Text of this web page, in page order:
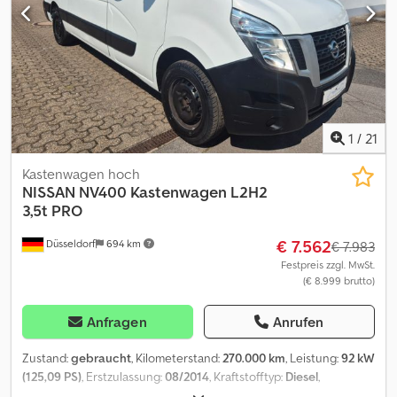
1 / 21
Düsseldorf 694 km
Kastenwagen hoch
NISSAN NV400 Kastenwagen L2H2
3,5t PRO
€ 7.562€ 7.983
Festpreis zzgl. MwSt.
(€ 8.999 brutto)
Anfragen Anrufen
Zustand:gebraucht, Kilometerstand:270.000 km, Leistung:92 kW
(125,09 PS), Erstzulassung:08/2014, Kraftstofftyp: Diesel,